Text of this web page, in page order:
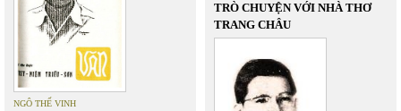
NGÔ THẾ VINH
TRÒ CHUYỆN VỚI NHÀ THƠ
TRANG CHÂU